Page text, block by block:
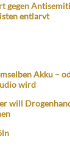
gegen
entlarvt
Akku –
wird
will